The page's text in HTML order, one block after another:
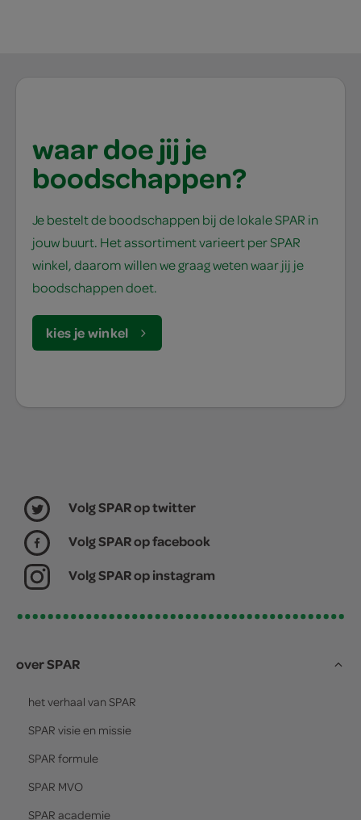
waar doe jij je
boodschappen?
Je bestelt de boodschappen bij de lokale SPAR in
jouw buurt. Het assortiment varieert per SPAR
winkel, daarom willen we graag weten waar jij je
boodschappen doet.
kies je winkel
Volg SPAR op twitter
Volg SPAR op facebook
Volg SPAR op instagram
over SPAR
het verhaal van SPAR
SPAR visie en missie
SPAR formule
SPAR MVO
SPAR academie